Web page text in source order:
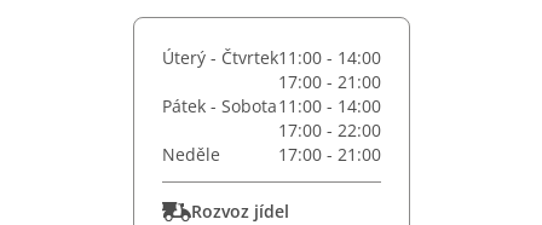
Úterý - Čtvrtek11:00 - 14:00
17:00 - 21:00
Pátek - Sobota11:00 - 14:00
17:00 - 22:00
Neděle
17:00 - 21:00
Rozvoz jídel